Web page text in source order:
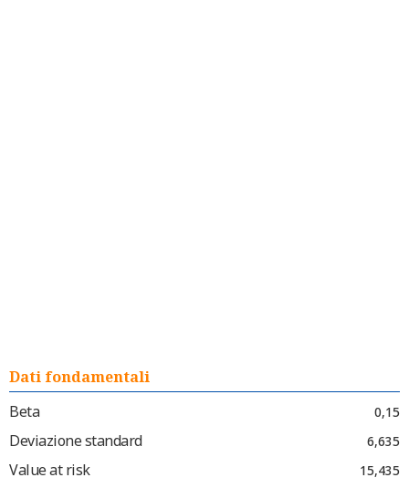
Dati fondamentali
Beta
0,15
Deviazione standard 6,635
Value at risk 15,435